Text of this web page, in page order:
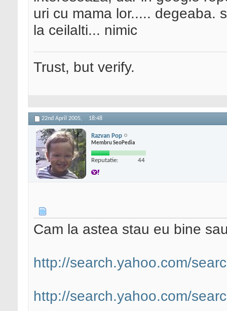
uri cu mama lor..... degeaba.
la ceilalti... nimic
Trust, but verify.
22nd April 2005, 18:48
Razvan Pop
Membru SeoPedia
Reputatie: 44
Cam la astea stau eu bine
http://search.yahoo.com/
http://search.yahoo.com/